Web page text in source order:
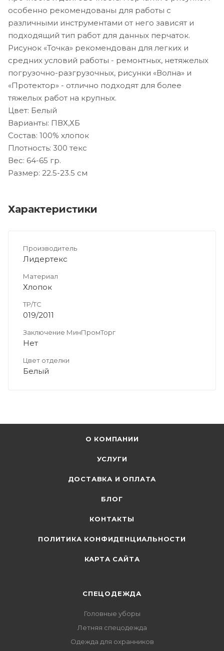
особенно рекомендованы для работы с
различными инструментами от него зависят и
подходящий тип работ для данных перчаток.
Рисунок «Точка» рекомендован для легких и
средних условий работы - ремонтных, нетяжелых
погрузочно-разгрузочных, рисунки «Волна» и
«Протектор» - отлично подходят для более
тяжелых работ на крупных.
Цвет: Белый
Варианты: ПВХ,ХБ
Состав: 100% хлопок
Плотность: 300 текс
Вес: 64-65 гр.
Размер: 22.5-23.5 см
Характеристики
Производитель
Лидертекс
Материал
Хлопок
ТР/ТС
019/2011
Заключение МинПромТорг
Нет
Цвет отделки
Белый
О КОМПАНИИ
УСЛУГИ
ДОСТАВКА И ОПЛАТА
БЛОГ
КОНТАКТЫ
ПОЛИТИКА КОНФИДЕНЦИАЛЬНОСТИ
КАРТА САЙТА
СПЕЦОДЕЖДА
Головные уборы
Летняя спецодежда
Одежда для охранников